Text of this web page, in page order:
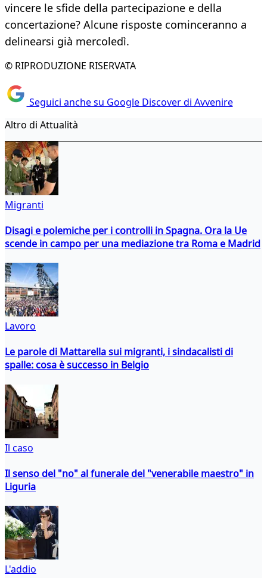
vincere le sfide della partecipazione e della
concertazione? Alcune risposte cominceranno a
delinearsi già mercoledì.
© RIPRODUZIONE RISERVATA
Seguici anche su Google Discover di Avvenire
Altro di Attualità
Migranti
Disagi e polemiche per i controlli in Spagna. Ora la Ue
scende in campo per una mediazione tra Roma e Madrid
Lavoro
Le parole di Mattarella sui migranti, i sindacalisti di
spalle: cosa è successo in Belgio
Il caso
Il senso del "no" al funerale del "venerabile maestro" in
Liguria
L'addio